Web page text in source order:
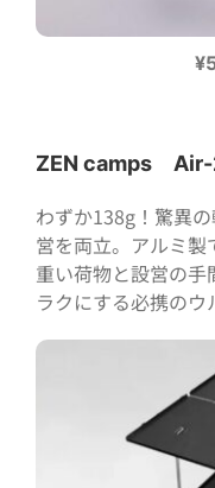
ZEN camps Air-
わずか138g！驚異
営を両立。アルミ製
重い荷物と設営の
ラクにする必携のウ